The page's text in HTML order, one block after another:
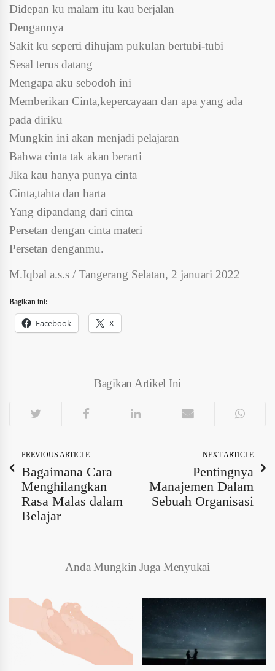
Didepan ku malam itu kau berjalan
Dengannya
Sakit ku seperti dihujam pukulan bertubi-tubi
Sesal terus datang
Mengapa aku sebodoh ini
Memberikan Cinta,kepercayaan dan apa yang ada
pada diriku
Mungkin ini akan menjadi pelajaran
Bahwa cinta tak akan berarti
Jika kau hanya punya cinta
Cinta,tahta dan harta
Yang dipandang dari cinta
Persetan dengan cinta materi
Persetan denganmu.
M.Iqbal a.s.s / Tangerang Selatan, 2 januari 2022
Bagikan ini:
Facebook X
Bagikan Artikel Ini
PREVIOUS ARTICLE
Bagaimana Cara
Menghilangkan
Rasa Malas dalam
Belajar
NEXT ARTICLE
Pentingnya
Manajemen Dalam
Sebuah Organisasi
Anda Mungkin Juga Menyukai